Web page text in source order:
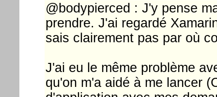
@bodypierced : J'y pense
prendre. J'ai regardé
sais clairement pas par où
J'ai eu le même problème
qu'on m'a aidé à me lancer